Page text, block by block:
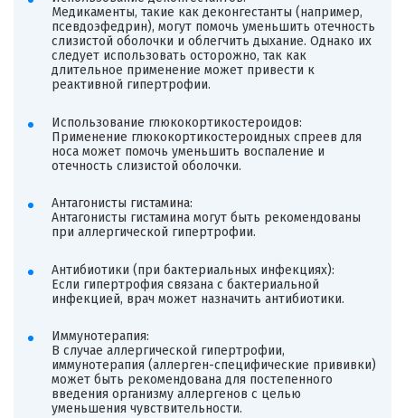
Медикаменты, такие как деконгестанты (например,
псевдоэфедрин), могут помочь уменьшить отечность
слизистой оболочки и облегчить дыхание. Однако их
следует использовать осторожно, так как
длительное применение может привести к
реактивной гипертрофии.
Использование глюкокортикостероидов:
Применение глюкокортикостероидных спреев для
носа может помочь уменьшить воспаление и
отечность слизистой оболочки.
Антагонисты гистамина:
Антагонисты гистамина могут быть рекомендованы
при аллергической гипертрофии.
Антибиотики (при бактериальных инфекциях):
Если гипертрофия связана с бактериальной
инфекцией, врач может назначить антибиотики.
Иммунотерапия:
В случае аллергической гипертрофии,
иммунотерапия (аллерген-специфические прививки)
может быть рекомендована для постепенного
введения организму аллергенов с целью
уменьшения чувствительности.